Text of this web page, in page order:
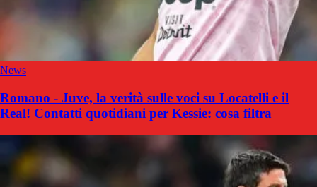
News
Romano - Juve, la verità sulle voci su Locatelli e il
Real! Contatti quotidiani per Kessie: cosa filtra